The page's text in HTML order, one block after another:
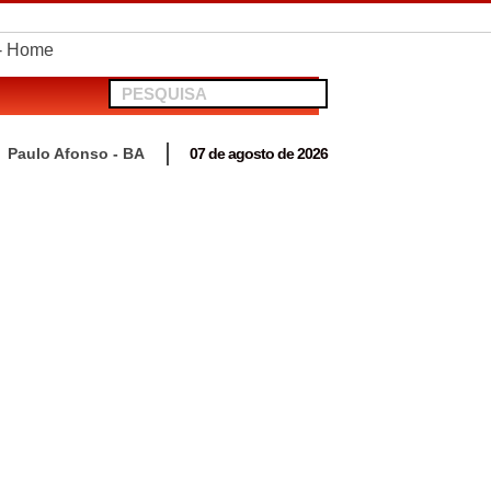
acompanhar mutirão penal “Pena Justa”
Paulo Afonso - BA 07 de agosto de 2026